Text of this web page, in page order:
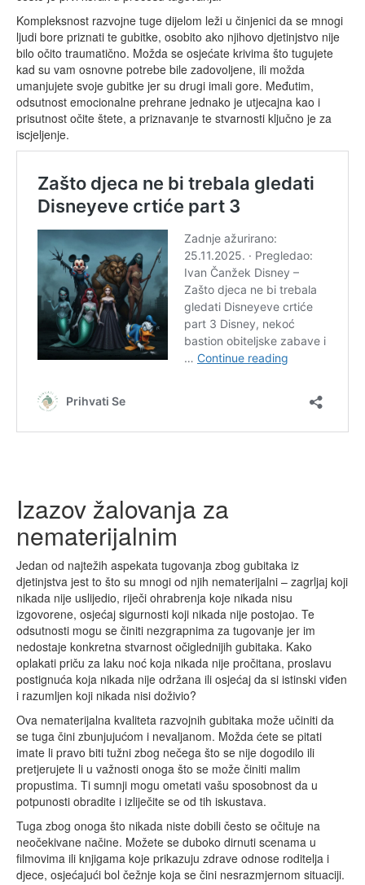
Kompleksnost razvojne tuge dijelom leži u činjenici da se mnogi
ljudi bore priznati te gubitke, osobito ako njihovo djetinjstvo nije
bilo očito traumatično. Možda se osjećate krivima što tugujete
kad su vam osnovne potrebe bile zadovoljene, ili možda
umanjujete svoje gubitke jer su drugi imali gore. Međutim,
odsutnost emocionalne prehrane jednako je utjecajna kao i
prisutnost očite štete, a priznavanje te stvarnosti ključno je za
iscjeljenje.
Izazov žalovanja za
nematerijalnim
Jedan od najtežih aspekata tugovanja zbog gubitaka iz
djetinjstva jest to što su mnogi od njih nematerijalni – zagrljaj koji
nikada nije uslijedio, riječi ohrabrenja koje nikada nisu
izgovorene, osjećaj sigurnosti koji nikada nije postojao. Te
odsutnosti mogu se činiti nezgrapnima za tugovanje jer im
nedostaje konkretna stvarnost očiglednijih gubitaka. Kako
oplakati priču za laku noć koja nikada nije pročitana, proslavu
postignuća koja nikada nije održana ili osjećaj da si istinski viđen
i razumljen koji nikada nisi doživio?
Ova nematerijalna kvaliteta razvojnih gubitaka može učiniti da
se tuga čini zbunjujućom i nevaljanom. Možda ćete se pitati
imate li pravo biti tužni zbog nečega što se nije dogodilo ili
pretjerujete li u važnosti onoga što se može činiti malim
propustima. Ti sumnji mogu ometati vašu sposobnost da u
potpunosti obradite i izliječite se od tih iskustava.
Tuga zbog onoga što nikada niste dobili često se očituje na
neočekivane načine. Možete se duboko dirnuti scenama u
filmovima ili knjigama koje prikazuju zdrave odnose roditelja i
djece, osjećajući bol čežnje koja se čini nesrazmjernom situaciji.